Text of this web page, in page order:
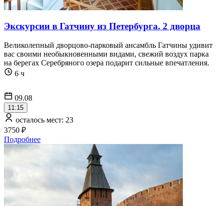
Экскурсии в Гатчину из Петербурга. 2 дворца
Великолепный дворцово-парковый ансамбль Гатчины удивит
вас своими необыкновенными видами, свежий воздух парка
на берегах Серебряного озера подарит сильные впечатления.
6 ч
09.08
11:15
осталось мест: 23
3750 ₽
Подробнее